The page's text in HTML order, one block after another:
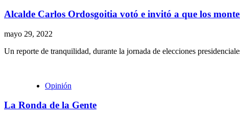
Alcalde Carlos Ordosgoitia votó e invitó a que los
mayo 29, 2022
Un reporte de tranquilidad, durante la jornada de elecciones
Opinión
La Ronda de la Gente